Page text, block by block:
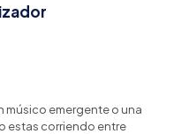
músico emergente o una
estas corriendo entre